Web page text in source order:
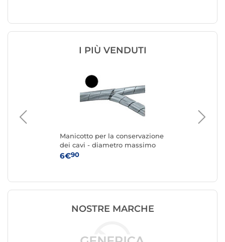
I PIÙ VENDUTI
Manicotto per la conservazione
dei cavi - diametro massimo
60 mm - lunghezza 10 m
6€90
NOSTRE MARCHE